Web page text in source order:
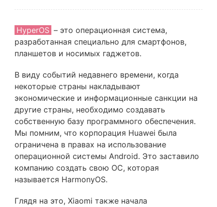
HyperOS – это операционная система,
разработанная специально для смартфонов,
планшетов и носимых гаджетов.
В виду событий недавнего времени, когда
некоторые страны накладывают
экономические и информационные санкции на
другие страны, необходимо создавать
собственную базу программного обеспечения.
Мы помним, что корпорация Huawei была
ограничена в правах на использование
операционной системы Android. Это заставило
компанию создать свою ОС, которая
называется HarmonyOS.
Глядя на это, Xiaomi также начала